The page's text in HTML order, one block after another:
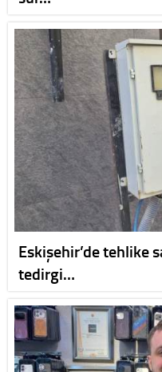
Eskişehir’de tehlike
tedirgi…